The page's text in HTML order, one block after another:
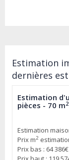
Estimation
dernières
Estimation
pièces - 70 m2
Estimation
Prix m2
Prix bas : 64 386€